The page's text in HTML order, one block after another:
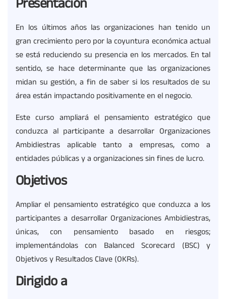
Presentación
En los últimos años las organizaciones han tenido un
gran crecimiento pero por la coyuntura económica actual
se está reduciendo su presencia en los mercados. En tal
sentido, se hace determinante que las organizaciones
midan su gestión, a fin de saber si los resultados de su
área están impactando positivamente en el negocio.
Este curso ampliará el pensamiento estratégico que
conduzca al participante a desarrollar Organizaciones
Ambidiestras aplicable tanto a empresas, como a
entidades públicas y a organizaciones sin fines de lucro.
Objetivos
Ampliar el pensamiento estratégico que conduzca a los
participantes a desarrollar Organizaciones Ambidiestras,
únicas, con pensamiento basado en riesgos;
implementándolas con Balanced Scorecard (BSC) y
Objetivos y Resultados Clave (OKRs).
Dirigido a